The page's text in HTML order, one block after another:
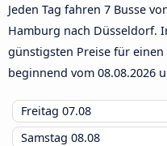
Jeden Tag fahren 7 Busse
Hamburg nach Düsseldorf.
günstigsten Preise für einen
beginnend vom 08.08.2026
Freitag 07.08
Samstag 08.08